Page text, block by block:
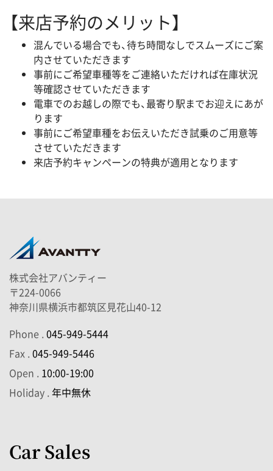
【来店予約のメリット】
混んでいる場合でも、待ち時間なしでスムーズにご案
内させていただきます
事前にご希望車種等をご連絡いただければ在庫状況
等確認させていただきます
電車でのお越しの際でも、最寄り駅までお迎えにあが
ります
事前にご希望車種をお伝えいただき試乗のご用意等
させていただきます
来店予約キャンペーンの特典が適用となります
株式会社アバンティー
〒224-0066
神奈川県横浜市都筑区見花山40-12
Phone .045-949-5444
Fax .045-949-5446
Open . 10:00-19:00
Holiday .年中無休
Car Sales